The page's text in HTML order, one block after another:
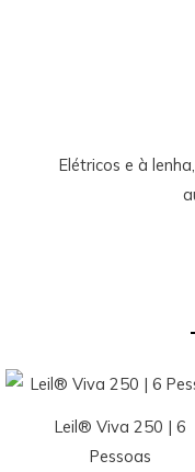
Elétricos e à
Leil® Viva 250 | 6
Pessoas